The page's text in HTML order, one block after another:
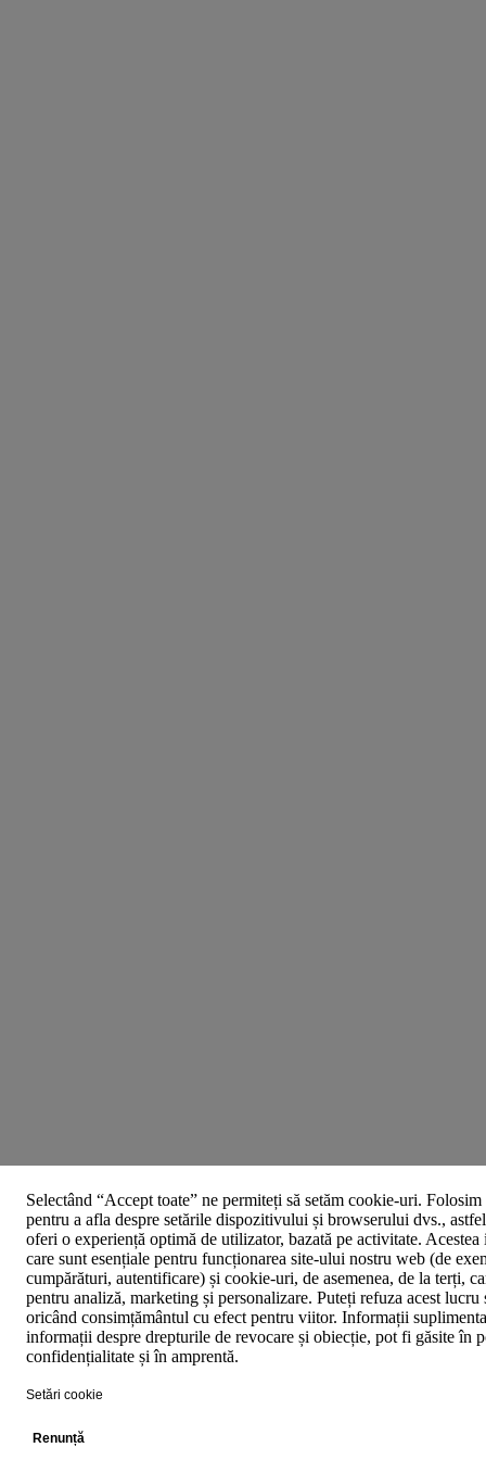
Selectând “Accept toate” ne permiteți să setăm cookie-uri.
pentru a afla despre setările dispozitivului și browserului dvs.,
oferi o experiență optimă de utilizator, bazată pe activitate.
care sunt esențiale pentru funcționarea site-ului nostru web (de
cumpărături, autentificare) și cookie-uri, de asemenea, de la terți,
pentru analiză, marketing și personalizare. Puteți refuza acest
oricând consimțământul cu efect pentru viitor. Informații
informații despre drepturile de revocare și obiecție, pot fi găsite în
confidențialitate și în amprentă.
Setări cookie
Renunță